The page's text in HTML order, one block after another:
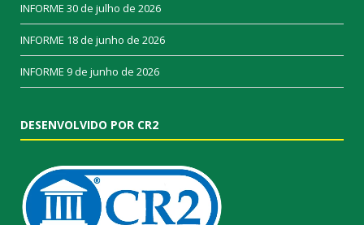
INFORME 30 de julho de 2026
INFORME 18 de junho de 2026
INFORME 9 de junho de 2026
DESENVOLVIDO POR CR2